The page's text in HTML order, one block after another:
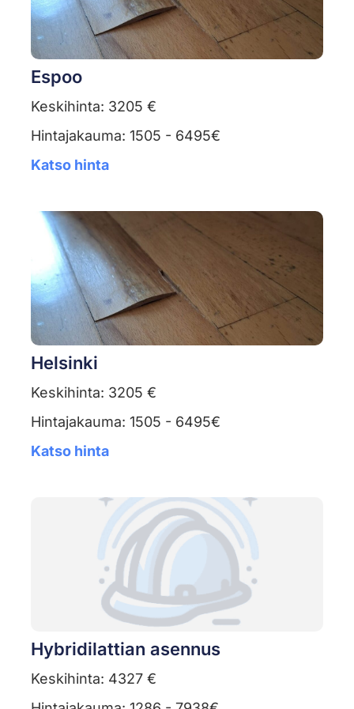
Espoo
Keskihinta: 3205 €
Hintajakauma: 1505 - 6495€
Katso hinta
Helsinki
Keskihinta: 3205 €
Hintajakauma: 1505 - 6495€
Katso hinta
Hybridilattian asennus
Keskihinta: 4327 €